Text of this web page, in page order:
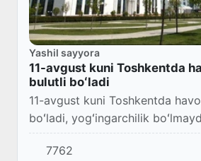
Yashil sayyora
11-avgust kuni Toshkentda
bulutli boʻladi
11-avgust kuni Toshkentda
boʻladi, yogʻingarchilik
sekundiga 3-8 metr tezlikda
Kechasi 18-20, kunduzi 35-37
7762